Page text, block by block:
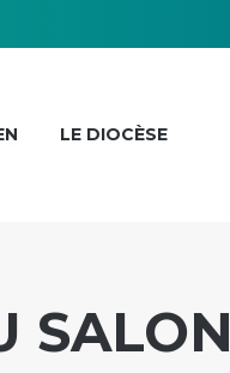
LE DIOCÈSE
SALON